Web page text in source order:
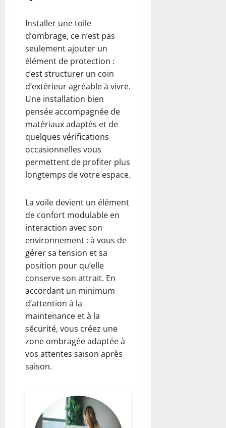
Installer une toile
d’ombrage, ce n’est pas
seulement ajouter un
élément de protection :
c’est structurer un coin
d’extérieur agréable à vivre.
Une installation bien
pensée accompagnée de
matériaux adaptés et de
quelques vérifications
occasionnelles vous
permettent de profiter plus
longtemps de votre espace.
La voile devient un élément
de confort modulable en
interaction avec son
environnement : à vous de
gérer sa tension et sa
position pour qu’elle
conserve son attrait. En
accordant un minimum
d’attention à la
maintenance et à la
sécurité, vous créez une
zone ombragée adaptée à
vos attentes saison après
saison.